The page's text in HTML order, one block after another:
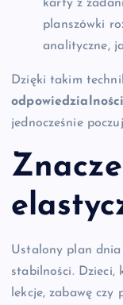
karty z
planszówki
analityczne,
Dzięki takim
odpowiedzialności
jednocześnie
Ustalony plan dnia
stabilności. Dzieci,
lekcje, zabawę czy